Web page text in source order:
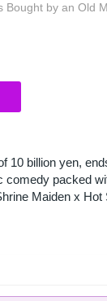
Bought by an Old
10 billion yen,
comedy packed
Maiden x Hot